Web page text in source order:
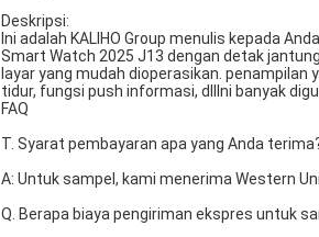
Deskripsi:
Ini adalah KALIHO Group menulis kepada
Smart Watch 2025 J13 dengan detak
layar yang mudah dioperasikan.
tidur, fungsi push informasi, dllIni banyak
FAQ
T. Syarat pembayaran apa yang Anda
A: Untuk sampel, kami menerima Western
Q. Berapa biaya pengiriman ekspres untuk